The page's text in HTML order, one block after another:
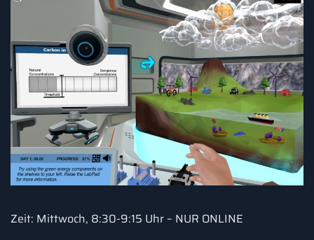
Zeit: Mittwoch, 8:30-9:15 Uhr – NUR ONLINE